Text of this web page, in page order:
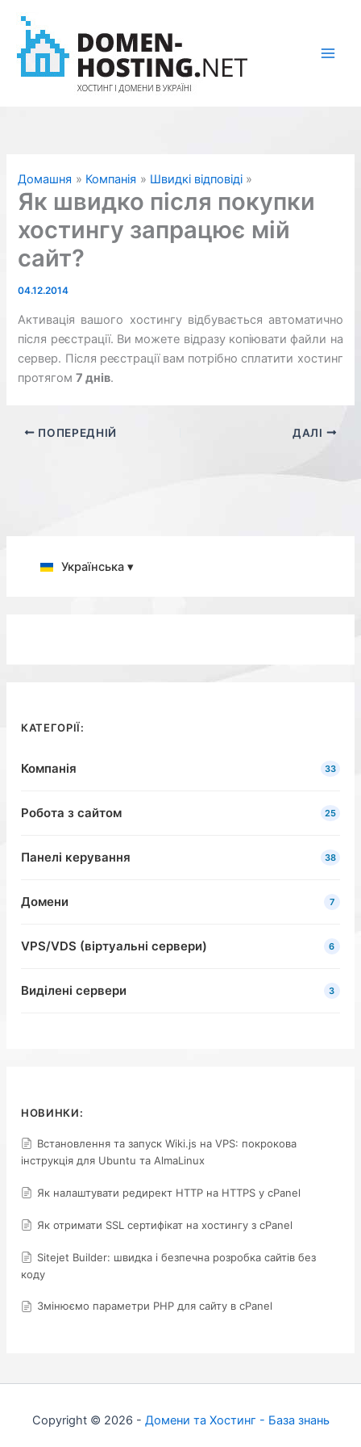
вмісту
Домашня Компанія Швидкі відповіді
Як швидко після покупки
хостингу запрацює мій
сайт?
04.12.2014
Активація вашого хостингу відбувається автоматично
після реєстрації. Ви можете відразу копіювати файли на
сервер. Після реєстрації вам потрібно сплатити хостинг
протягом7 днів.
ПОПЕРЕДНІЙ ДАЛІ
Українська ▾
КАТЕГОРІЇ:
Компанія 33
Робота з сайтом 25
Панелі керування 38
Домени 7
VPS/VDS (віртуальні сервери) 6
Виділені сервери 3
НОВИНКИ:
Встановлення та запуск Wiki.js на VPS: покрокова
інструкція для Ubuntu та AlmaLinux
Як налаштувати редирект HTTP на HTTPS у cPanel
Як отримати SSL сертифікат на хостингу з cPanel
Sitejet Builder: швидка і безпечна розробка сайтів без
коду
Змінюємо параметри PHP для сайту в cPanel
Copyright © 2026 - Домени та Хостинг - База знань